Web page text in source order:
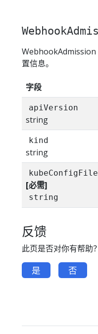
WebhookAdmission
置信息。
字段
apiVersion
string
kind
string
kubeConfigFile
[必需]
string
反馈
此页是否对你有帮助？
是 否